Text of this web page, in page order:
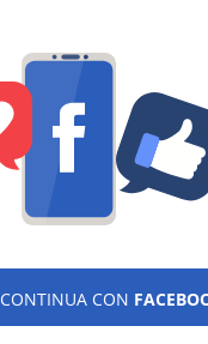
CONTINUA CON